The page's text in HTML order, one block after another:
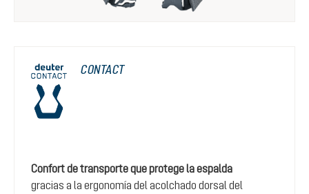
CONTACT
Confort de transporte que protege la espalda
gracias a la ergonomía del acolchado dorsal del